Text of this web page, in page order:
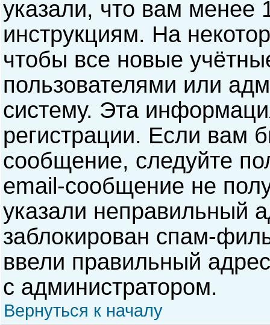
указали, что вам менее
инструкциям. На
чтобы все новые
пользователями или
систему. Эта
регистрации. Если вам
сообщение, следуйте
email-сообщение не
указали неправильный
заблокирован спам-
ввели правильный
с администратором.
Вернуться к началу